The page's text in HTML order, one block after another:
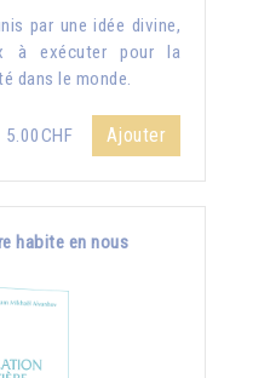
par une idée divine,
à exécuter pour la
dans le monde.
5.00CHF Ajouter
habite en nous